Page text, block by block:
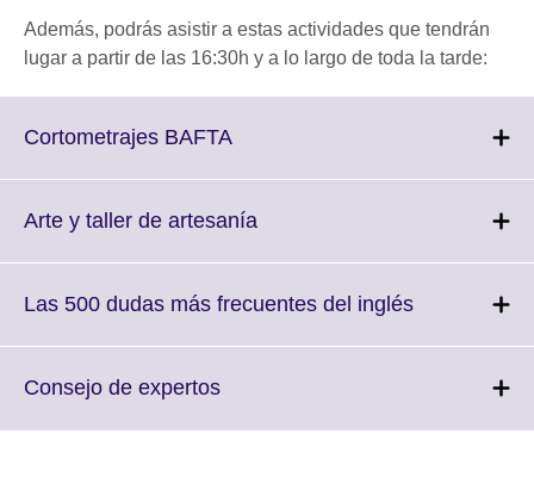
Además, podrás asistir a estas actividades que tendrán
lugar a partir de las 16:30h y a lo largo de toda la tarde:
Cortometrajes BAFTAClick
More
Arte y taller de artesanía
More
Las 500 dudas más frecuentes del inglésClick
Consejo de expertosClick